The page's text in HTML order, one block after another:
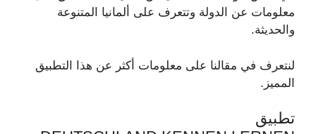
معلومات عن الدولة وتتعرف على ألمانيا المتنوعة
والحديثة.
لنتعرف في مقالنا على معلومات أكثر عن هذا التطبيق
المميز.
تطبيق